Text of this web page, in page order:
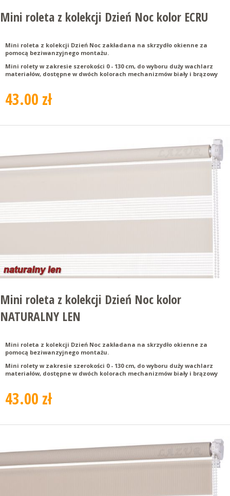
Mini roleta z kolekcji Dzień Noc kolor ECRU
Mini roleta z kolekcji Dzień Noc zakładana na skrzydło okienne za
pomocą beziwanzyjnego montażu.
Mini rolety w zakresie szerokości 0 - 130 cm, do wyboru duży wachlarz
materiałów, dostępne w dwóch kolorach mechanizmów biały i brązowy
43.00 zł
Mini roleta z kolekcji Dzień Noc kolor
NATURALNY LEN
Mini roleta z kolekcji Dzień Noc zakładana na skrzydło okienne za
pomocą beziwanzyjnego montażu.
Mini rolety w zakresie szerokości 0 - 130 cm, do wyboru duży wachlarz
materiałów, dostępne w dwóch kolorach mechanizmów biały i brązowy
43.00 zł